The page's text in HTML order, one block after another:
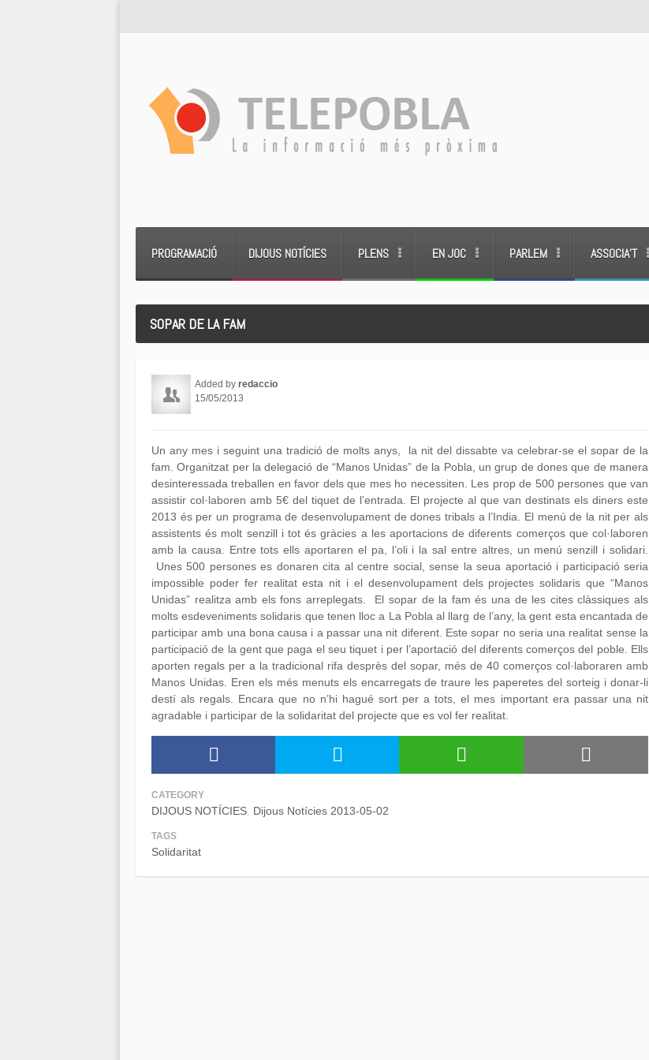
PROGRAMACIÓ DIJOUS NOTÍCIES PLENS EN JOC PARLEM ASSOCIA’T
SOPAR DE LA FAM
Added by redaccio
15/05/2013
Un any mes i seguint una tradició de molts anys, la nit del dissabte va celebrar-se el sopar de la
fam. Organitzat per la delegació de “Manos Unidas” de la Pobla, un grup de dones que de manera
desinteressada treballen en favor dels que mes ho necessiten. Les prop de 500 persones que van
assistir col·laboren amb 5€ del tiquet de l’entrada. El projecte al que van destinats els diners este
2013 és per un programa de desenvolupament de dones tribals a l’India. El menú de la nit per als
assistents és molt senzill i tot és gràcies a les aportacions de diferents comerços que col·laboren
amb la causa. Entre tots ells aportaren el pa, l’oli i la sal entre altres, un menú senzill i solidari.
Unes 500 persones es donaren cita al centre social, sense la seua aportació i participació seria
impossible poder fer realitat esta nit i el desenvolupament dels projectes solidaris que “Manos
Unidas” realitza amb els fons arreplegats. El sopar de la fam és una de les cites clàssiques als
molts esdeveniments solidaris que tenen lloc a La Pobla al llarg de l’any, la gent esta encantada de
participar amb una bona causa i a passar una nit diferent. Este sopar no seria una realitat sense la
participació de la gent que paga el seu tiquet i per l’aportació del diferents comerços del poble. Ells
aporten regals per a la tradicional rifa desprès del sopar, més de 40 comerços col·laboraren amb
Manos Unidas. Eren els més menuts els encarregats de traure les paperetes del sorteig i donar-li
destí als regals. Encara que no n’hi hagué sort per a tots, el mes important era passar una nit
agradable i participar de la solidaritat del projecte que es vol fer realitat.
CATEGORY
DIJOUS NOTÍCIES Dijous Notícies 2013-05-02
TAGS
Solidaritat